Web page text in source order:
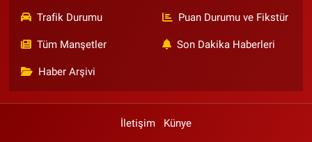
Trafik Durumu Puan Durumu ve Fikstür
Tüm Manşetler Son Dakika Haberleri
Haber Arşivi
İletişim Künye